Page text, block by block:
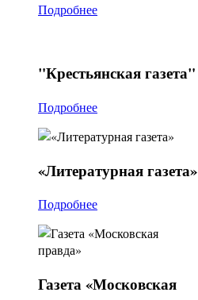
Подробнее
"Крестьянскаягазета"
Подробнее
«Литературнаягазета»
Подробнее
Газета«Московская